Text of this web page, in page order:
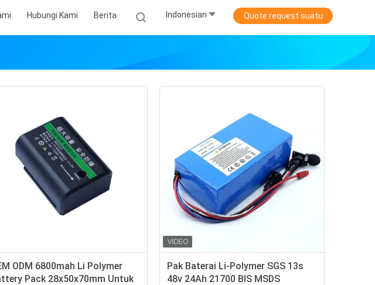
Hubungi Kami Berita Indonesian Quote request suatu
ODM 6800mah Li Polymer
Pack 28x50x70mm Untuk
Pak Baterai Li-Polymer SGS 13s
48v 24Ah 21700 BIS MSDS